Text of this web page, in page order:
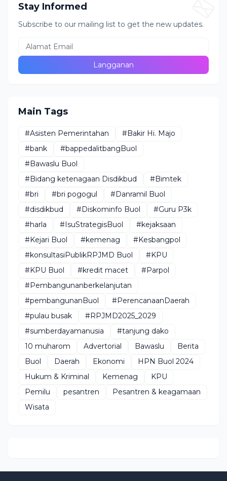
Stay Informed
Subscribe to our mailing list to get the new updates.
Main Tags
#Asisten Pemerintahan
#Bakir Hi. Majo
#bank
#bappedalitbangBuol
#Bawaslu Buol
#Bidang ketenagaan Disdikbud
#Bimtek
#bri
#bri pogogul
#Danramil Buol
#disdikbud
#Diskominfo Buol
#Guru P3k
#harla
#IsuStrategisBuol
#kejaksaan
#Kejari Buol
#kemenag
#Kesbangpol
#konsultasiPublikRPJMD Buol
#KPU
#KPU Buol
#kredit macet
#Parpol
#Pembangunanberkelanjutan
#pembangunanBuol
#PerencanaanDaerah
#pulau busak
#RPJMD2025_2029
#sumberdayamanusia
#tanjung dako
10 muharom
Advertorial Bawaslu
Berita
Buol
Daerah Ekonomi
HPN Buol 2024
Hukum & Kriminal
Kemenag
KPU
Pemilu
pesantren
Pesantren & keagamaan
Wisata